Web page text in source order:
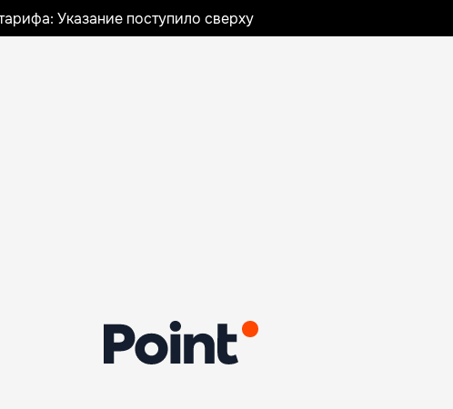
Указание поступило сверху